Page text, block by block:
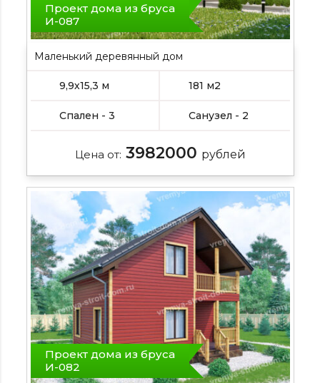
Проект дома из бруса
И-087
Маленький деревянный дом
9,9х15,3 м 181 м2
Спален - 3 Санузел - 2
Цена от: 3982000 рублей
подробнее , профилированный брус , ,
Проект дома из бруса
И-082